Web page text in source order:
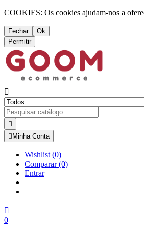
COOKIES: Os cookies ajudam-nos a
Fechar
Ok
Permitir


 Minha Conta
Wishlist (0)
Comparar(0)
Entrar

0